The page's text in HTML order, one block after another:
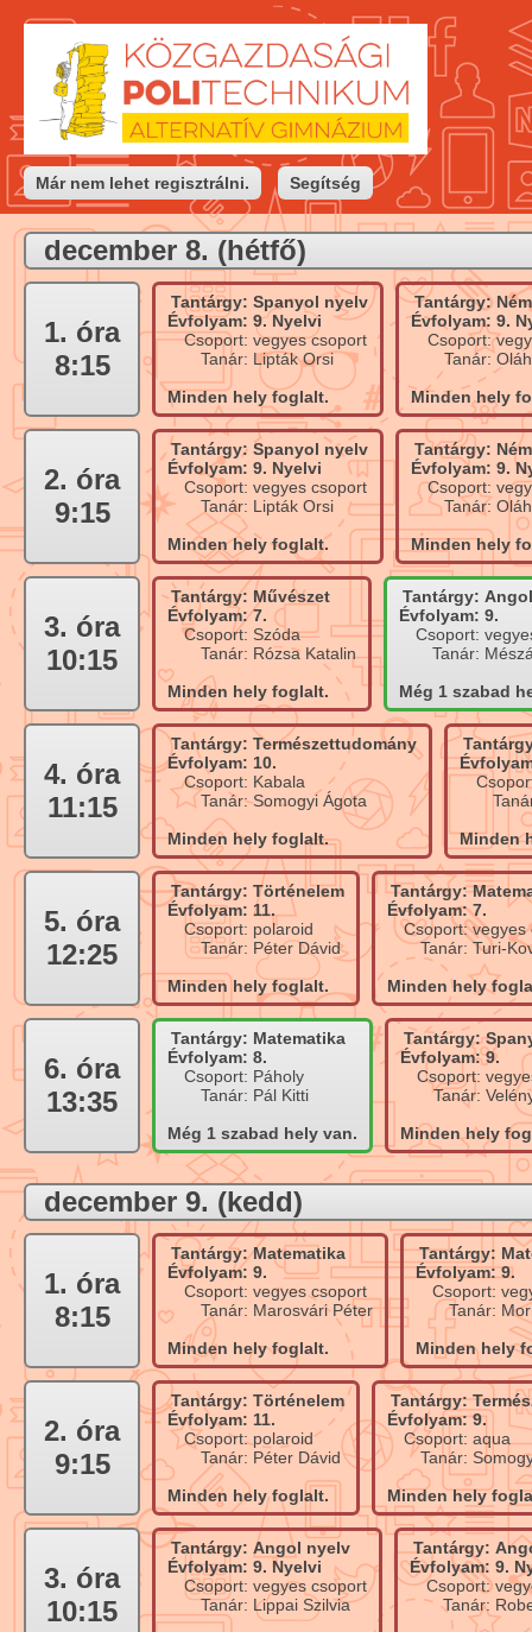
Már nem lehet regisztrálni. Segítség
december 8. (hétfő)
1. óra
8:15
Tantárgy:
Évfolyam:
Csoport:
Tanár:
Spanyol nyelv
9. Nyelvi
vegyes csoport
Lipták Orsi
Minden hely foglalt.
Tantárgy:
Évfolyam:
Csoport:
Tanár:
9.
Minden hely
2. óra
9:15
Tantárgy:
Évfolyam:
Csoport:
Tanár:
Spanyol nyelv
9. Nyelvi
vegyes csoport
Lipták Orsi
Minden hely foglalt.
Tantárgy:
Évfolyam:
Csoport:
Tanár:
9.
Minden hely
3. óra
10:15
Tantárgy:
Évfolyam:
Csoport:
Tanár:
Művészet
7.
Szóda
Rózsa Katalin
Minden hely foglalt.
Tantárgy:
Évfolyam:
Csoport:
Tanár:
9.
Még 1 szabad
4. óra
11:15
Tantárgy:
Évfolyam:
Csoport:
Tanár:
Természettudomány
10.
Kabala
Somogyi Ágota
Minden hely foglalt.
Minden
5. óra
12:25
Tantárgy:
Évfolyam:
Csoport:
Tanár:
Történelem
11.
polaroid
Péter Dávid
Minden hely foglalt.
Tantárgy:
Évfolyam:
Csoport:
Tanár:
7.
vegyes
Turi-
Minden hely
6. óra
13:35
Tantárgy:
Évfolyam:
Csoport:
Tanár:
Matematika
8.
Páholy
Pál Kitti
Még 1 szabad hely van.
Tantárgy:
Évfolyam:
Csoport:
Tanár:
9.
Minden hely
december 9. (kedd)
1. óra
8:15
Tantárgy:
Évfolyam:
Csoport:
Tanár:
Matematika
9.
vegyes csoport
Marosvári Péter
Minden hely foglalt.
Tantárgy:
Évfolyam:
Csoport:
Tanár:
9.
Minden hely
2. óra
9:15
Tantárgy:
Évfolyam:
Csoport:
Tanár:
Történelem
11.
polaroid
Péter Dávid
Minden hely foglalt.
Tantárgy:
Évfolyam:
Csoport:
Tanár:
9.
aqua
Minden hely
3. óra
10:15
Tantárgy:
Évfolyam:
Csoport:
Tanár:
Angol nyelv
9. Nyelvi
vegyes csoport
Lippai Szilvia
Tantárgy:
Évfolyam:
Csoport:
Tanár:
9.